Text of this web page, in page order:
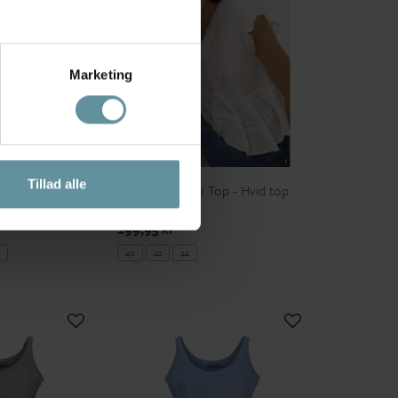
Marketing
Tillad alle
- Lyserød Kaffe KAvalerie Top - Hvid top
10511570 Chalk
299,95 kr
40 42 44